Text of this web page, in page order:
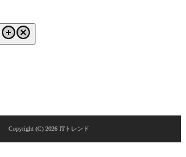
Copyright (C) 2026 ITトレンド